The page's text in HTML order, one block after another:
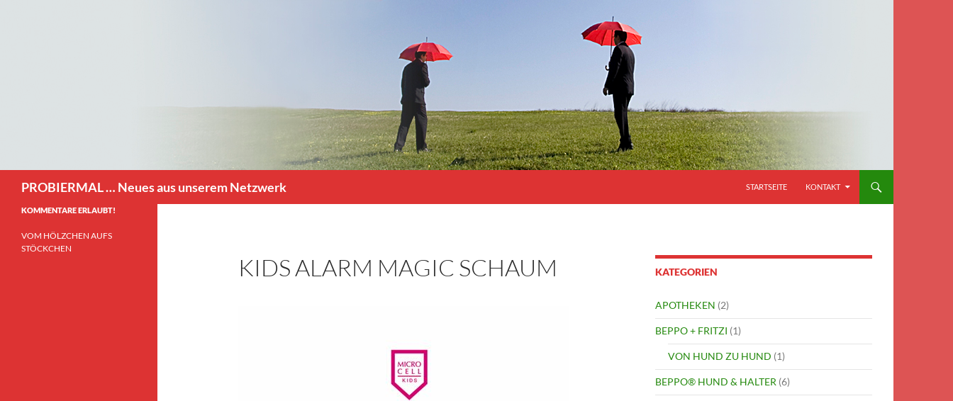
PROBIERMAL … Neues aus unserem Netzwerk STARTSEITE KONTAKT
KIDS ALARM MAGIC SCHAUM KATEGORIEN
APOTHEKEN (2)
BEPPO + FRITZI (1)
VON HUND ZU HUND (1)
BEPPO® HUND & HALTER (6)
KOMMENTARE ERLAUBT!
VOM HÖLZCHEN AUFS
STÖCKCHEN